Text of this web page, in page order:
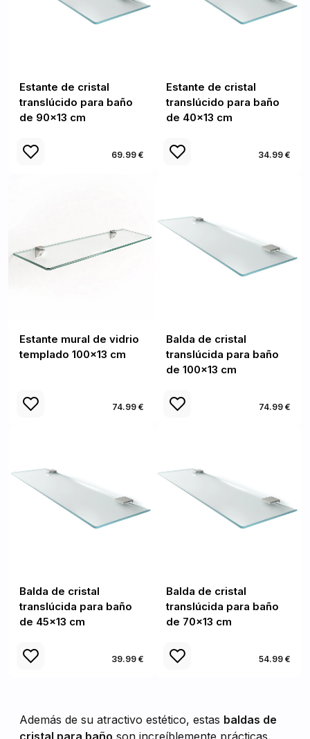
Estante de cristal
translúcido para baño
de 90x13 cm
69.99 €
Estante de cristal
translúcido para baño
de 40x13 cm
34.99 €
Estante mural de vidrio
templado 100x13 cm
74.99 €
Balda de cristal
translúcida para baño
de 100x13 cm
74.99 €
Balda de cristal
translúcida para baño
de 45x13 cm
39.99 €
Balda de cristal
translúcida para baño
de 70x13 cm
54.99 €
Además de su atractivo estético, estas baldas de
cristal para baño son increíblemente prácticas.